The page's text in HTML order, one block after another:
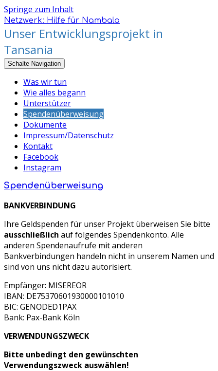
Springe zum Inhalt
Netzwerk: Hilfe für Nambala
Unser Entwicklungsprojekt in
Tansania
Schalte Navigation
Was wir tun
Wie alles begann
Unterstützer
Spendenüberweisung
Dokumente
Impressum/Datenschutz
Kontakt
Facebook
Instagram
Spendenüberweisung
BANKVERBINDUNG
Ihre Geldspenden für unser Projekt überweisen Sie bitte
ausschließlich auf folgendes Spendenkonto. Alle
anderen Spendenaufrufe mit anderen
Bankverbindungen handeln nicht in unserem Namen und
sind von uns nicht dazu autorisiert.
Empfänger: MISEREOR
IBAN: DE75370601930000101010
BIC: GENODED1PAX
Bank: Pax-Bank Köln
VERWENDUNGSZWECK
Bitte unbedingt den gewünschten
Verwendungszweck auswählen!